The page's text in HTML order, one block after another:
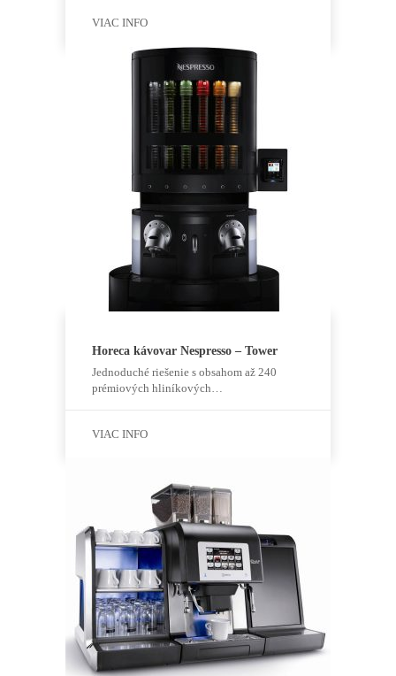
VIAC INFO
Horeca kávovar Nespresso – Tower
Jednoduché riešenie s obsahom až 240
prémiových hliníkových…
VIAC INFO